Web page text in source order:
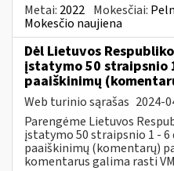
Metai: 2022 Mokesčiai:
Mokesčio naujiena
Dėl Lietuvos
įstatymo 50 straipsnio
paaiškinimų
Web turinio sąrašas 2024-
Parengėme Lietuvos
įstatymo 50 straipsnio 1 -
paaiškinimų (komentarų)
komentarus galima rasti